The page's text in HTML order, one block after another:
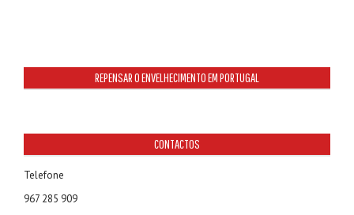
REPENSAR O ENVELHECIMENTO EM PORTUGAL
CONTACTOS
Telefone
967 285 909